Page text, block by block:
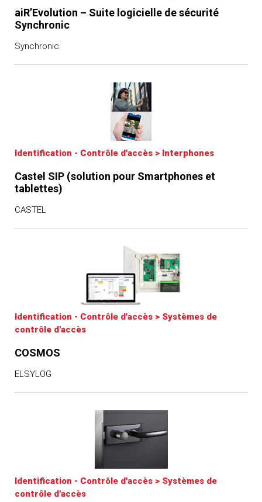
aiR’Evolution – Suite logicielle de sécurité
Synchronic
Synchronic
Identification - Contrôle d'accès > Interphones
Castel SIP (solution pour Smartphones et
tablettes)
CASTEL
Identification - Contrôle d'accès > Systèmes de
contrôle d'accès
COSMOS
ELSYLOG
Identification - Contrôle d'accès > Systèmes de
contrôle d'accès